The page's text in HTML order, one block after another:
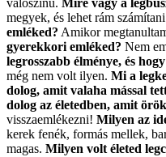
megyek, és lehet rám
emléked? Amikor
gyerekkori emléked? Nem
legrosszabb élménye, és
még nem volt ilyen. Mi a
dolog, amit valaha mással
dolog az életedben, amit
visszaemlékezni! Milyen az
kerek fenék, formás mellek,
magas. Milyen volt életed